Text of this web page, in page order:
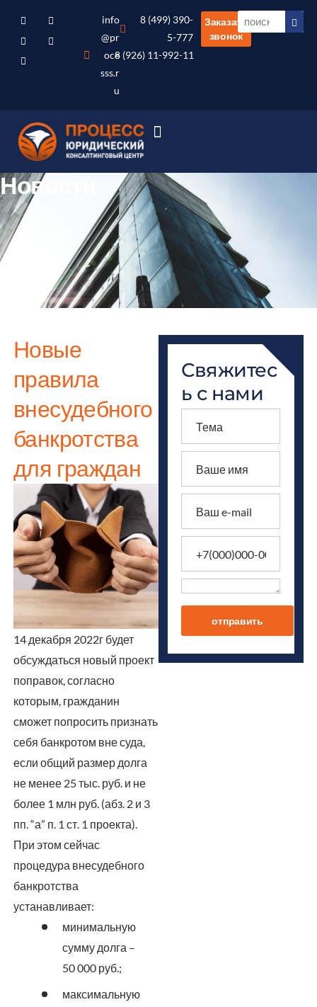
info
@pr
oce
sss.r
u
8 (499) 390-
5-777
8 (926) 11-992-11
Заказать
звонок
Новости
Новые
правила
внесудебного
банкротства
для граждан
14 декабря 2022г будет
обсуждаться новый проект
поправок, согласно
которым, гражданин
сможет попросить признать
себя банкротом вне суда,
если общий размер долга
не менее 25 тыс. руб. и не
более 1 млн руб. (абз. 2 и 3
пп. “а” п. 1 ст. 1 проекта).
При этом сейчас
процедура внесудебного
банкротства
устанавливает:
минимальную
сумму долга –
50 000 руб.;
максимальную
Свяжитес
ь с нами
отправить